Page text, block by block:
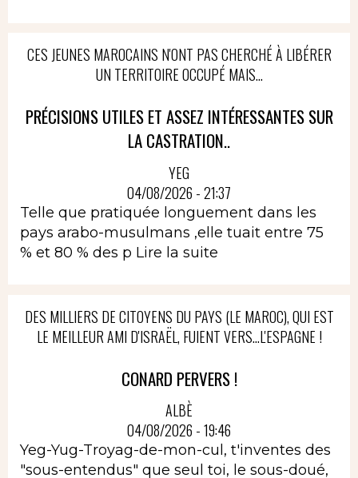
CES JEUNES MAROCAINS N'ONT PAS CHERCHÉ À LIBÉRER
UN TERRITOIRE OCCUPÉ MAIS...
PRÉCISIONS UTILES ET ASSEZ INTÉRESSANTES SUR
LA CASTRATION..
YEG
04/08/2026 - 21:37
Telle que pratiquée longuement dans les
pays arabo-musulmans ,elle tuait entre 75
% et 80 % des p Lire la suite
DES MILLIERS DE CITOYENS DU PAYS (LE MAROC), QUI EST
LE MEILLEUR AMI D'ISRAËL, FUIENT VERS...L'ESPAGNE !
CONARD PERVERS !
ALBÈ
04/08/2026 - 19:46
Yeg-Yug-Troyag-de-mon-cul, t'inventes des
"sous-entendus" que seul toi, le sous-doué,